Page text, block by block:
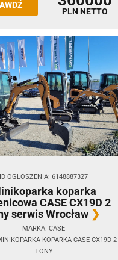
PLN NETTO
ID OGŁOSZENIA: 6148887327
koparka
CASE CX19D 2
serwis Wrocław
MARKA: CASE
KOPARKA CASE CX19D 2
TONY